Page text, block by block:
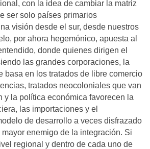
con la idea de cambiar la matriz
ser solo países primarios
visión desde el sur, desde nuestros
por ahora hegemónico, apuesta al
donde quienes dirigen el
las grandes corporaciones, la
basa en los tratados de libre comercio
tratados neocoloniales que van
y la política económica favorecen la
las importaciones y el
de desarrollo a veces disfrazado
enemigo de la integración. Si
regional y dentro de cada uno de